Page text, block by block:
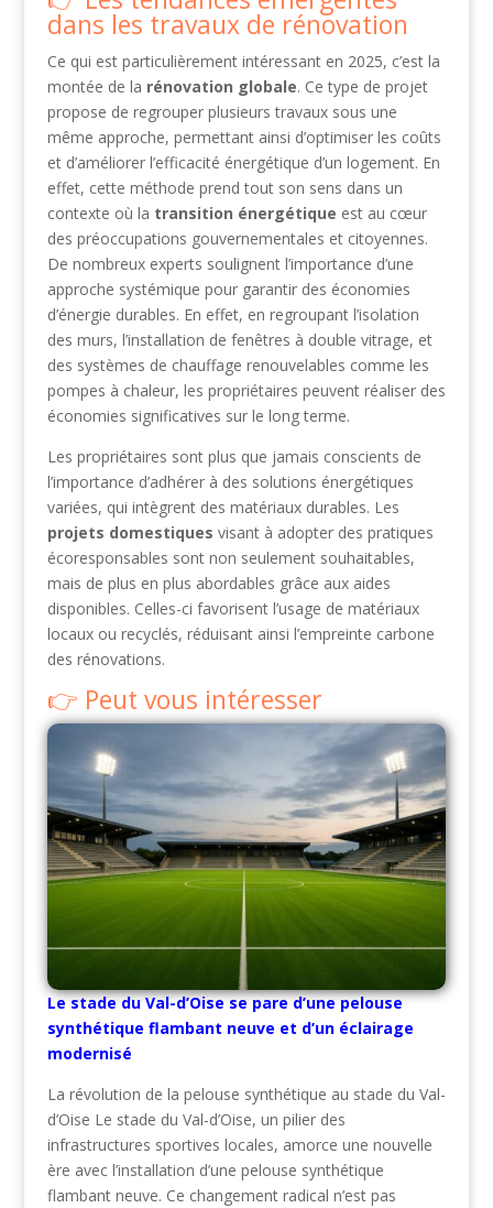
dans les travaux de rénovation
Ce qui est particulièrement intéressant en 2025, c’est la
montée de la rénovation globale. Ce type de projet
propose de regrouper plusieurs travaux sous une
même approche, permettant ainsi d’optimiser les coûts
et d’améliorer l’efficacité énergétique d’un logement. En
effet, cette méthode prend tout son sens dans un
contexte où la transition énergétique est au cœur
des préoccupations gouvernementales et citoyennes.
De nombreux experts soulignent l’importance d’une
approche systémique pour garantir des économies
d’énergie durables. En effet, en regroupant l’isolation
des murs, l’installation de fenêtres à double vitrage, et
des systèmes de chauffage renouvelables comme les
pompes à chaleur, les propriétaires peuvent réaliser des
économies significatives sur le long terme.
Les propriétaires sont plus que jamais conscients de
l’importance d’adhérer à des solutions énergétiques
variées, qui intègrent des matériaux durables. Les
projets domestiques visant à adopter des pratiques
écoresponsables sont non seulement souhaitables,
mais de plus en plus abordables grâce aux aides
disponibles. Celles-ci favorisent l’usage de matériaux
locaux ou recyclés, réduisant ainsi l’empreinte carbone
des rénovations.
Peut vous intéresser
Le stade du Val-d’Oise se pare d’une pelouse
synthétique flambant neuve et d’un éclairage
modernisé
La révolution de la pelouse synthétique au stade du Val-
d’Oise Le stade du Val-d’Oise, un pilier des
infrastructures sportives locales, amorce une nouvelle
ère avec l’installation d’une pelouse synthétique
flambant neuve. Ce changement radical n’est pas